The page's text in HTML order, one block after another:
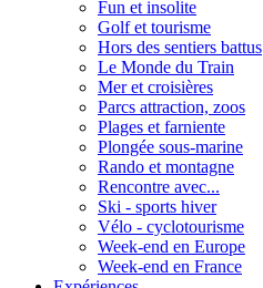
Fun et insolite
Golf et tourisme
Hors des sentiers battus
Le Monde du Train
Mer et croisières
Parcs attraction, zoos
Plages et farniente
Plongée sous-marine
Rando et montagne
Rencontre avec...
Ski - sports hiver
Vélo - cyclotourisme
Week-end en Europe
Week-end en France